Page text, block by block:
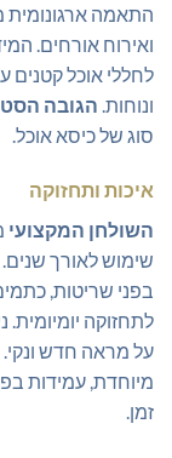
התאמה
ואירוח אורחים.
לחללי אוכל קטנים
ונוחות. הגובה
סוג של כיסא אוכל.
איכות ותחזוקה
השולחן המקצועי
שימוש לאורך שנים.
בפני שריטות,
לתחזוקה
על מראה חדש ונקי.
מיוחדת, עמידות
זמן.